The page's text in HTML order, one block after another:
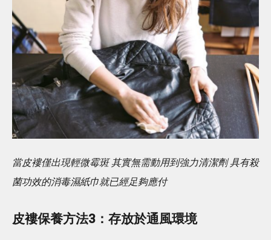
當皮褸僅出現輕微霉斑 其實無需動用到強力清潔劑 具有殺
菌功效的消毒濕紙巾就已經足夠應付
皮褸保養方法3：存放於通風環境